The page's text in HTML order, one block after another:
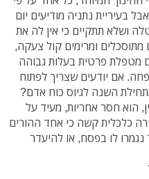
בעיריית נתניה מודיעים יום
ושלא תתקיים כי אין לה את
ומרימים קול צעקה,
מטפלת פרטית בעלות גבוהה
אם יודעים שצריך לפתוח
השנה לגיוס כוח אדם?
הוא חסר אחריות, מעיד על
כלכלית קשה כי אחד ההורים
לו בפסח, או להיעדר